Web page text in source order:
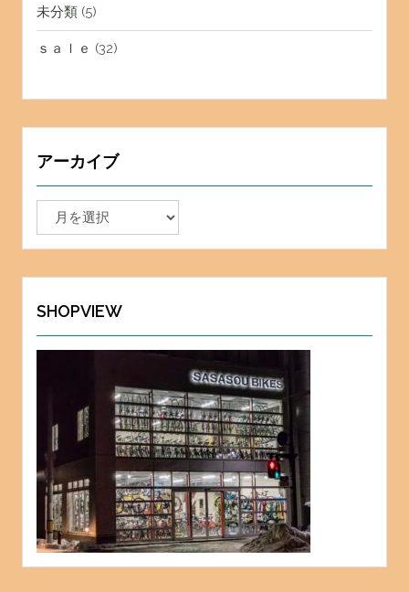
未分類(5)
ｓａｌｅ (32)
アーカイブ
カ
SHOPVIEW